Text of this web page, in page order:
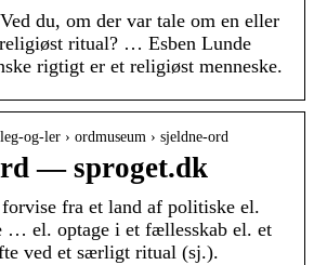
du, om der var tale om en eller
ritual? … Esben Lunde
rigtigt er et religiøst menneske.
og-ler › ordmuseum › sjeldne-ord
— sproget.dk
fra et land af politiske el.
… el. optage i et fællesskab el. et
ved et særligt ritual (sj.).